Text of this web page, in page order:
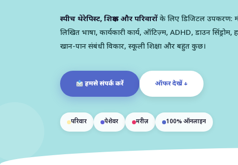
स्पीच थेरेपिस्ट, शिक्षक और परिवारों के लिए डिजिटल उपकरण:
लिखित भाषा, कार्यकारी कार्य, ऑटिज़्म, ADHD, डाउन सिंड्रोम,
खान-पान संबंधी विकार, स्कूली शिक्षा और बहुत कुछ।
हमसे संपर्क करें ऑफर देखें ↓
परिवार पेशेवर मरीज़ 100% ऑनलाइन